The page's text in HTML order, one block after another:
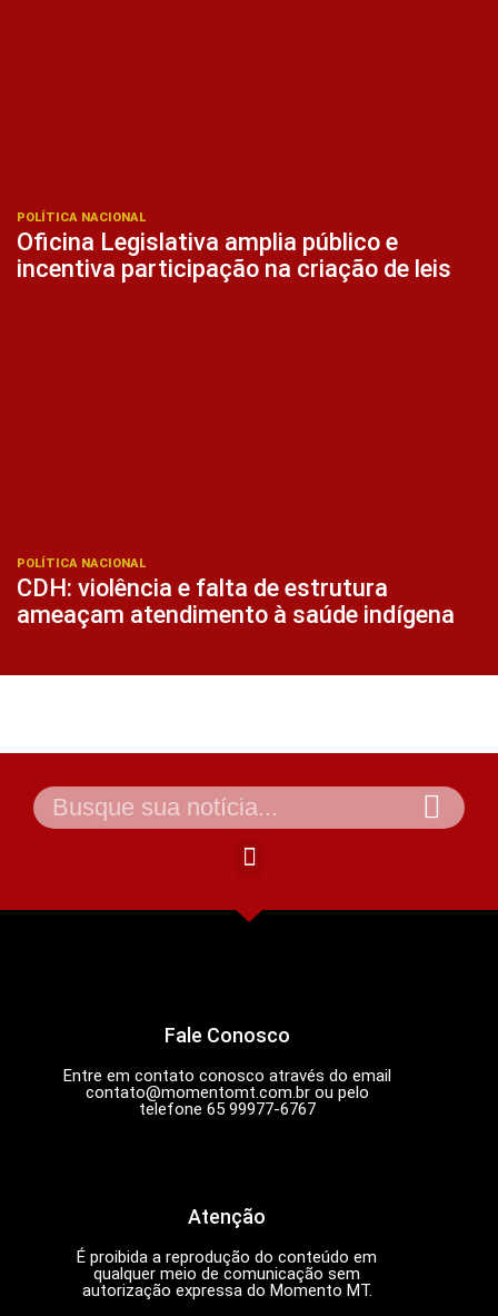
POLÍTICA NACIONAL
Oficina Legislativa amplia público e
incentiva participação na criação de leis
POLÍTICA NACIONAL
CDH: violência e falta de estrutura
ameaçam atendimento à saúde indígena
Fale Conosco
Entre em contato conosco através do email
contato@momentomt.com.brou pelo
telefone 65 99977-6767
Atenção
É proibida a reprodução do conteúdo em
qualquer meio de comunicação sem
autorização expressa do Momento MT.